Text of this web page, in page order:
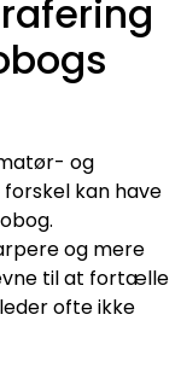
og
kan have
og mere
til at fortælle
ofte ikke